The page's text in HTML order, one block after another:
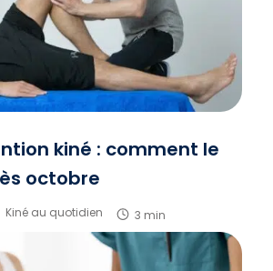
kiné : comment le
octobre
Kiné au quotidien 3 min